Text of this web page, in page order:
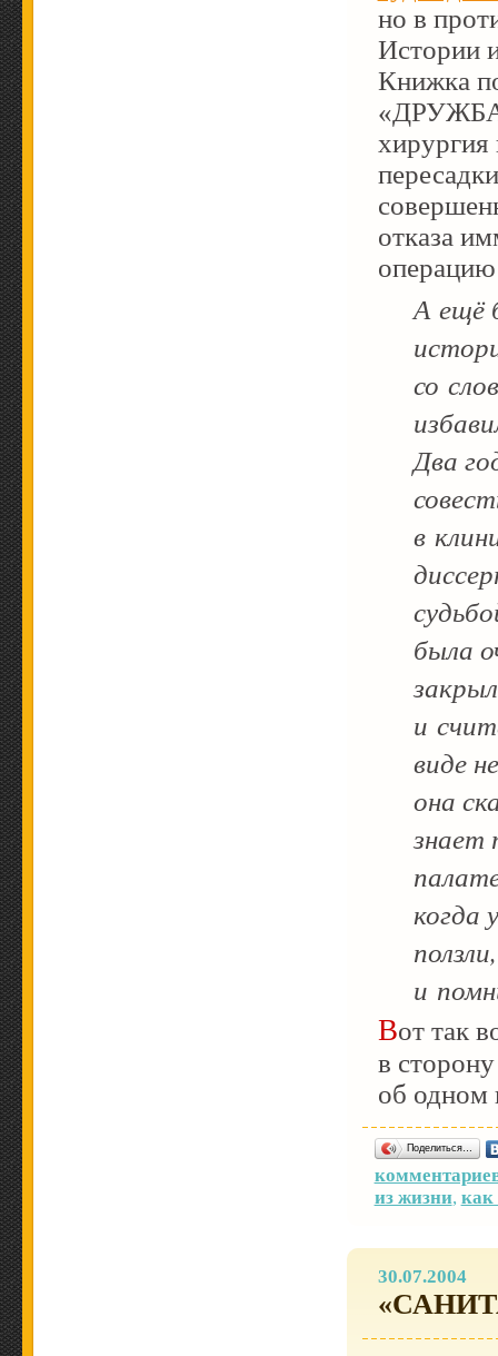
но в
Истории
Книжка
хирургия
отказа
А ещё
со
Два
в
была
и
виде
она
знает
когда
и
Вот так вот! Вот тут я книжечку то на денек
в
об
Поделиться…
из жизни, как
30.07.2004